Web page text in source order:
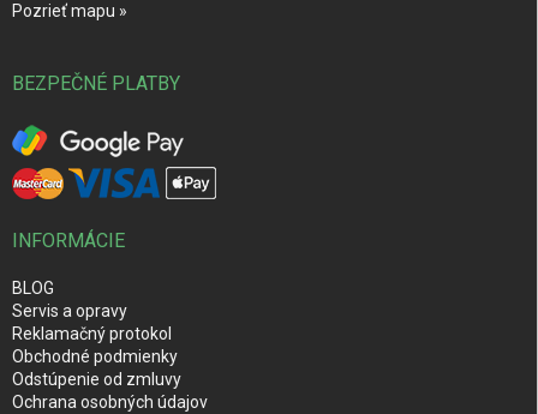
Pozrieť mapu »
BEZPEČNÉ PLATBY
INFORMÁCIE
BLOG
Servis a opravy
Reklamačný protokol
Obchodné podmienky
Odstúpenie od zmluvy
Ochrana osobných údajov